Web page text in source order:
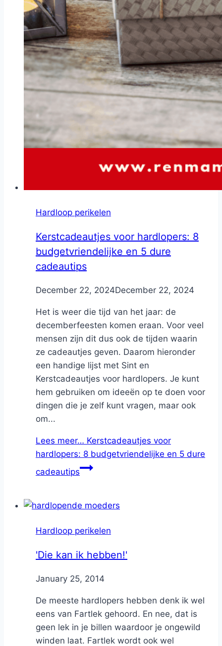
Hardloop perikelen
Kerstcadeautjes voor hardlopers: 8
budgetvriendelijke en 5 dure
cadeautips
ByNicole
December 22, 2024December 22, 2024
Het is weer die tijd van het jaar: de
decemberfeesten komen eraan. Voor veel
mensen zijn dit dus ook de tijden waarin
ze cadeautjes geven. Daarom hieronder
een handige lijst met Sint en
Kerstcadeautjes voor hardlopers. Je kunt
hem gebruiken om ideeën op te doen voor
dingen die je zelf kunt vragen, maar ook
om...
Lees meer… Kerstcadeautjes voor
hardlopers: 8 budgetvriendelijke en 5 dure
cadeautips
Hardloop perikelen
'Die kan ik hebben!'
ByNicole
January 25, 2014
De meeste hardlopers hebben denk ik wel
eens van Fartlek gehoord. En nee, dat is
geen lek in je billen waardoor je ongewild
winden laat. Fartlek wordt ook wel